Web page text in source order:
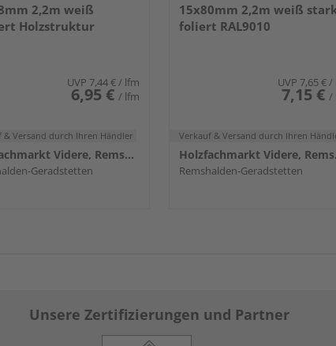
2,2m weiß
Holzstruktur
UVP 7,44 €/ lfm
6,95 € / lfm
& Versand durch Ihren Händler
Holzfachmarkt Videre, Remshalden
Geradstetten
15x80mm 2,2m weiß
foliert RAL9010
UVP 7,65 €/
7,15 € /
Verkauf & Versand durch Ihren
Remshalden-Geradstetten
Unsere Zertifizierungen und Partner